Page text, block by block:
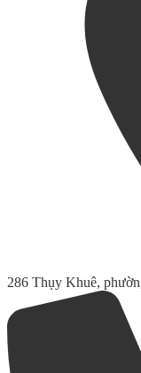
286 Thụy Khuê,